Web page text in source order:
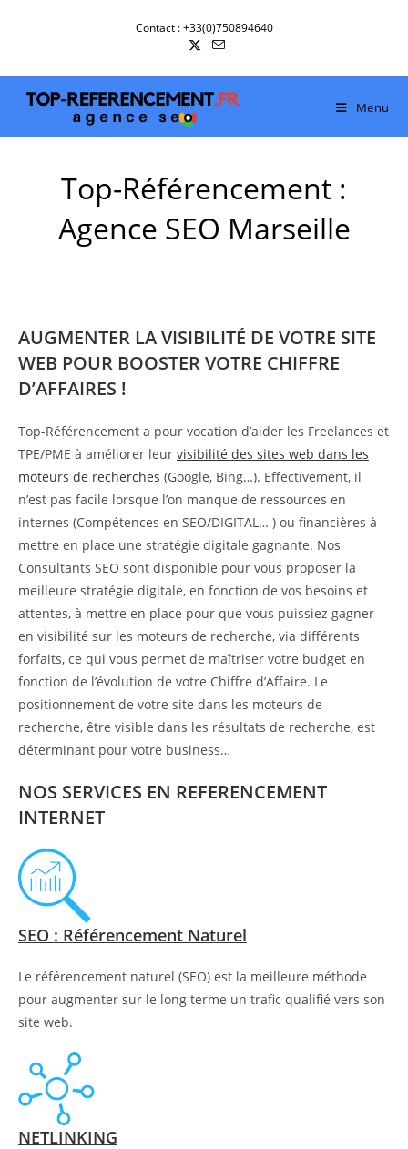
Contact : +33(0)750894640
Menu
Top-Référencement :
Agence SEO Marseille
AUGMENTER LA VISIBILITÉ DE VOTRE SITE
WEB POUR BOOSTER VOTRE CHIFFRE
D’AFFAIRES !
Top-Référencement a pour vocation d’aider les Freelances et
TPE/PME à améliorer leur visibilité des sites web dans les
moteurs de recherches (Google, Bing…). Effectivement, il
n’est pas facile lorsque l’on manque de ressources en
internes (Compétences en SEO/DIGITAL… ) ou financières à
mettre en place une stratégie digitale gagnante. Nos
Consultants SEO sont disponible pour vous proposer la
meilleure stratégie digitale, en fonction de vos besoins et
attentes, à mettre en place pour que vous puissiez gagner
en visibilité sur les moteurs de recherche, via différents
forfaits, ce qui vous permet de maîtriser votre budget en
fonction de l’évolution de votre Chiffre d’Affaire. Le
positionnement de votre site dans les moteurs de
recherche, être visible dans les résultats de recherche, est
déterminant pour votre business…
NOS SERVICES EN REFERENCEMENT
INTERNET
SEO : Référencement Naturel
Le référencement naturel (SEO) est la meilleure méthode
pour augmenter sur le long terme un trafic qualifié vers son
site web.
NETLINKING